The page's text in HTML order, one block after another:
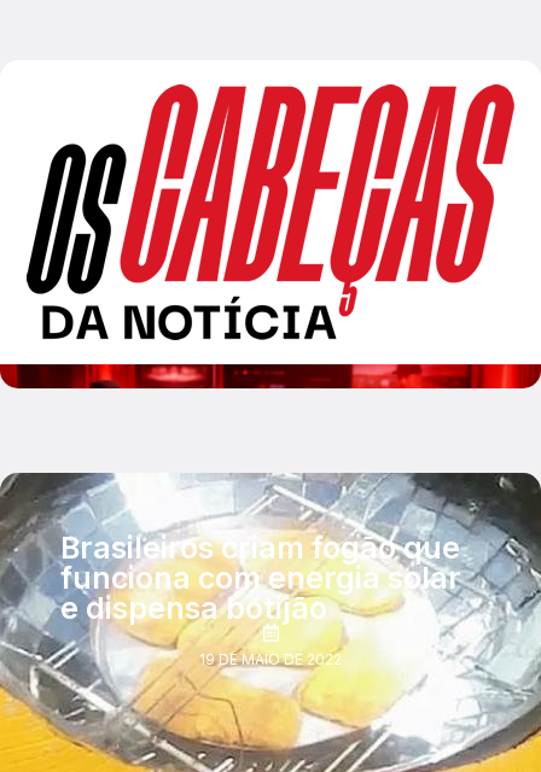
Brasileiros criam fogão que
funciona com energia solar
e dispensa botijão
19 DE MAIO DE 2022